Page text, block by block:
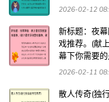
2026-02-12
新标题：夜
戏推荐。(献
幕下你需要
2026-02-11
散人传奇(独